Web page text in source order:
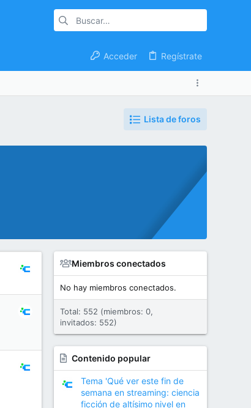
Acceder Regístrate
Lista de foros
Miembros conectados
No hay miembros conectados.
Total: 552 (miembros: 0,
invitados: 552)
Contenido popular
Tema 'Qué ver este fin de
semana en streaming: ciencia
ficción de altísimo nivel en